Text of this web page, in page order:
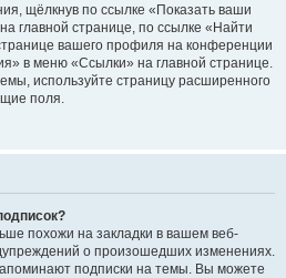
щёлкнув по ссылке «Показать ваши
главной странице, по ссылке «Найти
вашего профиля на конференции
в меню «Ссылки» на главной странице.
используйте страницу расширенного
поля.
похожи на закладки в вашем веб-
о произошедших изменениях.
подписки на темы. Вы можете